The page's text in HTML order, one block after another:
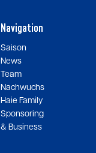
Navigation
Saison
News
Team
Nachwuchs
Haie Family
Sponsoring
& Business